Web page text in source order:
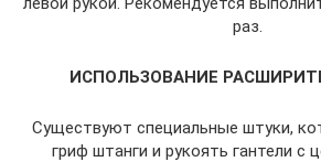
раз.
ИСПОЛЬЗОВАНИЕ
Существуют специальные штуки,
гриф штанги и рукоять гантели с